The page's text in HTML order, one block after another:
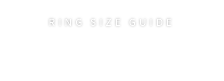
RING SIZE GUIDE